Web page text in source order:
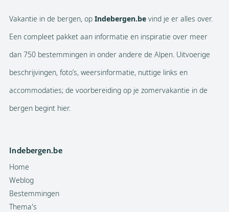
Vakantie in de bergen, op Indebergen.be vind je er alles over.
Een compleet pakket aan informatie en inspiratie over meer
dan 750 bestemmingen in onder andere de Alpen. Uitvoerige
beschrijvingen, foto’s, weersinformatie, nuttige links en
accommodaties; de voorbereiding op je zomervakantie in de
bergen begint hier.
Indebergen.be
Home
Weblog
Bestemmingen
Thema's